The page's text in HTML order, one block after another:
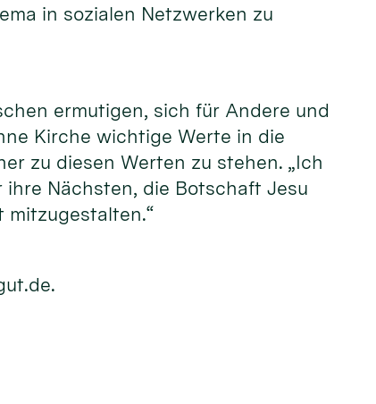
in sozialen Netzwerken zu
ermutigen, sich für Andere und
Kirche wichtige Werte in die
zu diesen Werten zu stehen. „Ich
Nächsten, die Botschaft Jesu
mitzugestalten.“